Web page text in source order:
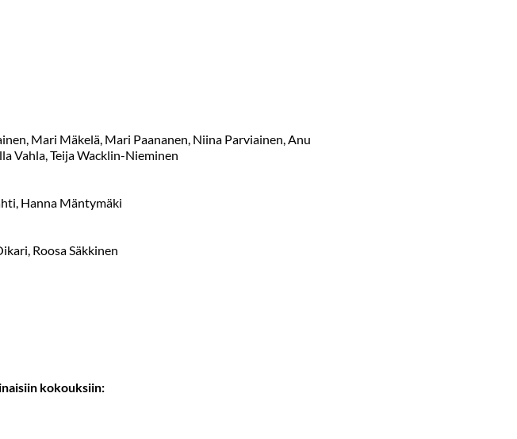
Mari Mäkelä, Mari Paananen, Niina Parviainen, Anu
Vahla, Teija Wacklin-Nieminen
Hanna Mäntymäki
Roosa Säkkinen
kokouksiin: